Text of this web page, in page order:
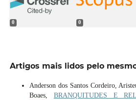
0 0
Artigos mais lidos pelo
Anderson dos Santos Cordeiro,
Boaes, BRANQUITUDES E